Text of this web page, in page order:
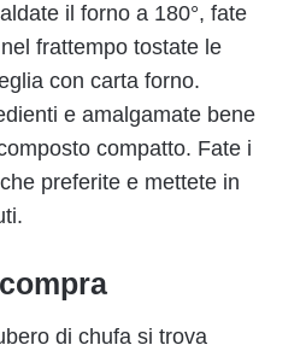
il forno a 180°, fate
frattempo tostate le
con carta forno.
e amalgamate bene
compatto. Fate i
preferite e mettete in
di chufa si trova